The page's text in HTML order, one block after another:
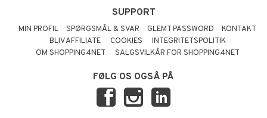
SUPPORT
MIN PROFIL SPØRGSMÅL & SVAR GLEMT PASSWORD
KONTAKT
BLIV AFFILIATE
COOKIES
INTEGRITETSPOLITIK
OM SHOPPING4NET
SALGSVILKÅR FOR SHOPPING4NET
FØLG OS OGSÅ PÅ